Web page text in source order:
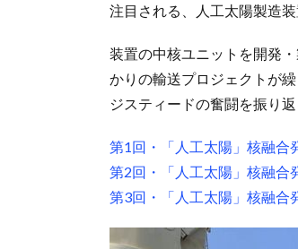
注目される、人工太陽製造
装置の中核ユニットを開発
かりの輸送プロジェクトが
ジスティードの奮闘を振り返
第1回・「人工太陽」核融合
第2回・「人工太陽」核融合
第3回・「人工太陽」核融合